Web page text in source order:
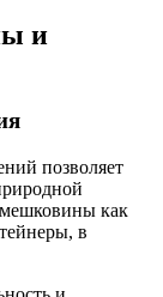
и
позволяет
как
в